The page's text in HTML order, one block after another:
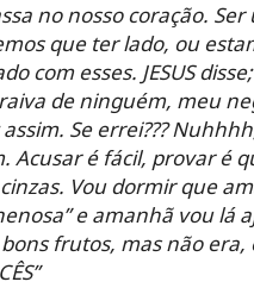
no nosso coração.
que ter lado, ou
com esses. JESUS
de ninguém, meu
Se errei???
é fácil, provar é
Vou dormir que
e amanhã vou
frutos, mas não era,